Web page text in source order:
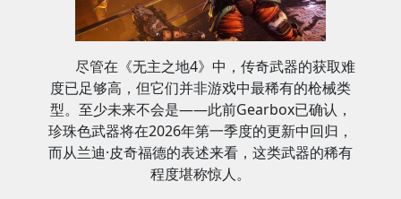
尽管在《无主之地4》中，传奇武器的获取难
度已足够高，但它们并非游戏中最稀有的枪械类
型。至少未来不会是——此前Gearbox已确认，
珍珠色武器将在2026年第一季度的更新中回归，
而从兰迪·皮奇福德的表述来看，这类武器的稀有
程度堪称惊人。